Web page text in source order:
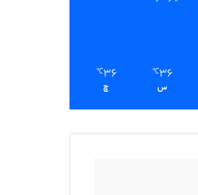
36
℃
س
36
℃
چ